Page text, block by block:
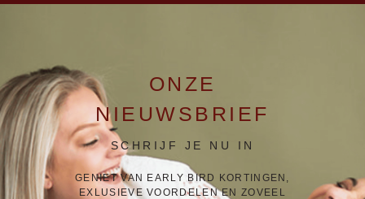
ONZE
NIEUWSBRIEF
SCHRIJF JE NU IN
GENIET VAN EARLY BIRD KORTINGEN,
EXLUSIEVE VOORDELEN EN ZOVEEL